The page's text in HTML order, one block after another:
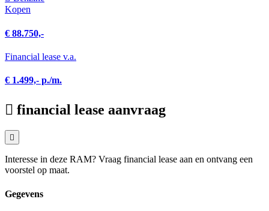
Kopen
€ 88.750,-
Financial lease v.a.
€ 1.499,- p./m.
financial lease aanvraag
Interesse in deze RAM? Vraag financial lease aan en ontvang een
voorstel op maat.
Gegevens